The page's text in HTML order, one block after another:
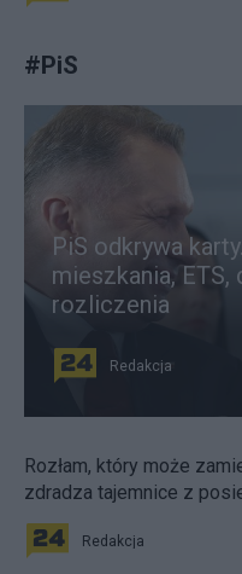
#PiS
PiS odkrywa
mieszkania,
rozliczenia
Redakcja
Rozłam, który może
zdradza tajemnice z
Redakcja